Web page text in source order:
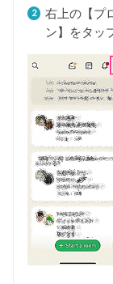
右上の【プ
ン】をタッ